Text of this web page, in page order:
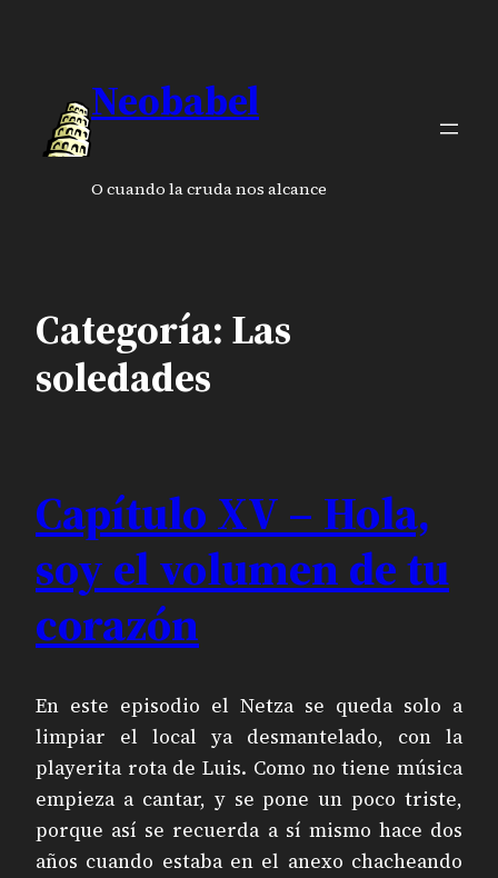
contenidoNeobabel
O cuando la cruda nos alcance
Categoría: Las
soledades
Capítulo XV – Hola,
soy el volumen de tu
corazón
En este episodio el Netza se queda solo a
limpiar el local ya desmantelado, con la
playerita rota de Luis. Como no tiene música
empieza a cantar, y se pone un poco triste,
porque así se recuerda a sí mismo hace dos
años cuando estaba en el anexo chacheando